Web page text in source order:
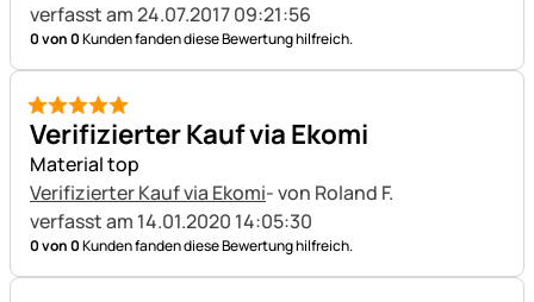
verfasst am 24.07.2017 09:21:56
0 von 0Kunden fanden diese Bewertung hilfreich.
5 von 5
Verifizierter Kauf via Ekomi
Material top
Verifizierter Kauf via Ekomi- von Roland F.
verfasst am 14.01.2020 14:05:30
0 von 0Kunden fanden diese Bewertung hilfreich.